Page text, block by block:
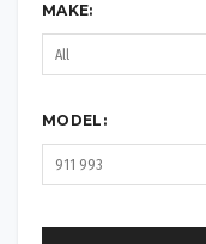
MAKE:
MODEL: